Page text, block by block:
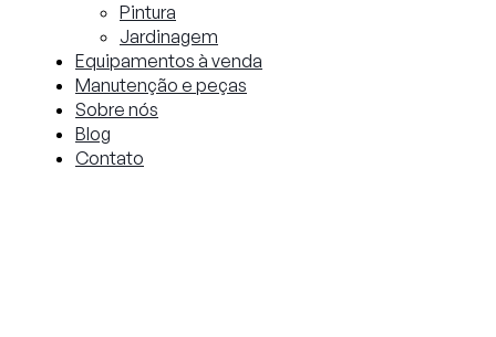
Pintura
Jardinagem
Equipamentos à venda
Manutenção e peças
Sobre nós
Blog
Contato